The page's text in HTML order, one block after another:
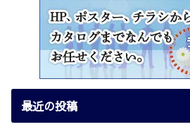
最近の投稿